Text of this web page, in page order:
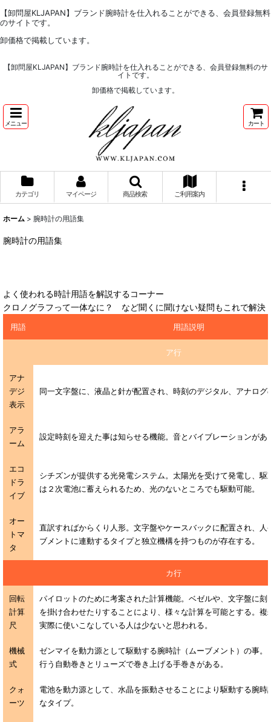
【卸問屋KLJAPAN】ブランド腕時計を仕入れることができる、会員登録無料
のサイトです。
卸価格で掲載しています。
【卸問屋KLJAPAN】ブランド腕時計を仕入れることができる、会員登録無料のサ
イトです。
卸価格で掲載しています。
メニュー カート
カテゴリ マイページ 商品検索 ご利用案内
ホーム > 腕時計の用語集
腕時計の用語集
よく使われる時計用語を解説するコーナー
クロノグラフって一体なに？ など聞くに聞けない疑問もこれで解決
用語 用語説明
ア行
アナ
デジ
表示
同一文字盤に、液晶と針が配置され、時刻のデジタル、アナログ
アラ
ーム
設定時刻を迎えた事は知らせる機能。音とバイブレーションがあ
エコ
ドラ
イブ
シチズンが提供する光発電システム。太陽光を受けて発電し、駆
は２次電池に蓄えられるため、光のないところでも駆動可能。
オー
トマ
タ
直訳すればからくり人形。文字盤やケースバックに配置され、人
ブメントに連動するタイプと独立機構を持つものが存在する。
カ行
回転
計算
尺
パイロットのために考案された計算機能。ベゼルや、文字盤に刻
を掛け合わせたりすることにより、様々な計算を可能とする。複
実際に使いこなしている人は少ないと思われる。
機械
式
ゼンマイを動力源として駆動する腕時計（ムーブメント）の事。
行う自動巻きとリューズで巻き上げる手巻きがある。
クォ
ーツ
電池を動力源として、水晶を振動させることにより駆動する腕時
なタイプ。